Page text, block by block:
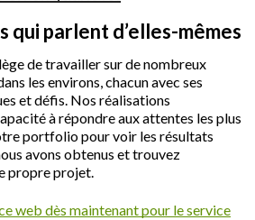
qui parlent d’elles-mêmes
de travailler sur de nombreux
les environs, chacun avec ses
et défis. Nos réalisations
à répondre aux attentes les plus
portfolio pour voir les résultats
avons obtenus et trouvez
propre projet.
web dès maintenant pour le service